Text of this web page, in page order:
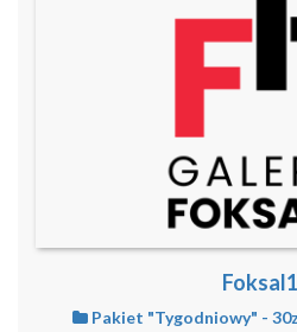
Pakiet "Tygodniowy" -